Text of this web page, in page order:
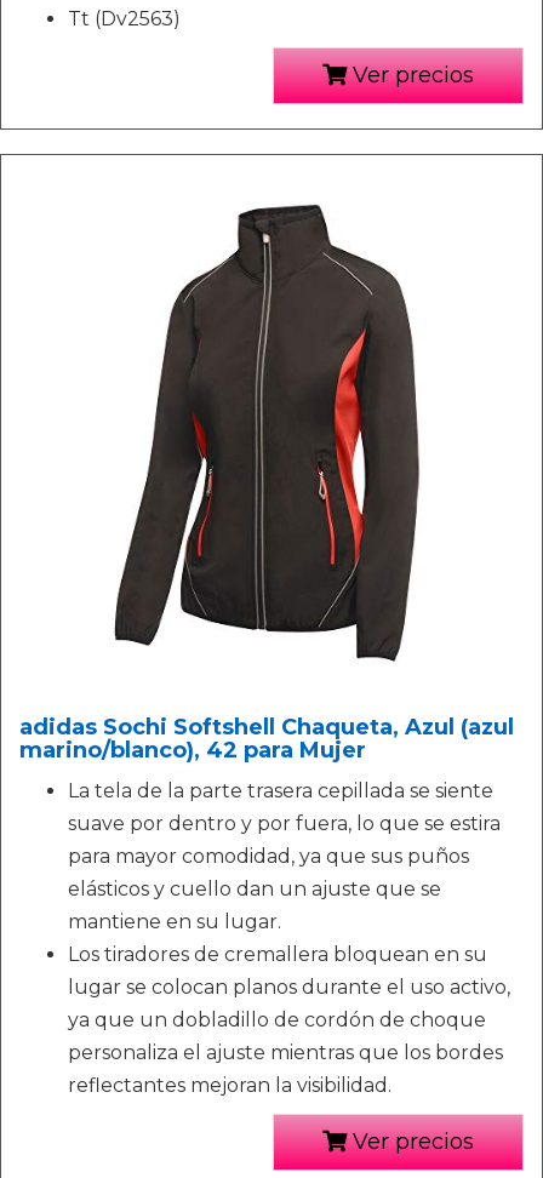
Tt (Dv2563)
Ver precios
adidas Sochi Softshell Chaqueta, Azul (azul
marino/blanco), 42 para Mujer
La tela de la parte trasera cepillada se siente
suave por dentro y por fuera, lo que se estira
para mayor comodidad, ya que sus puños
elásticos y cuello dan un ajuste que se
mantiene en su lugar.
Los tiradores de cremallera bloquean en su
lugar se colocan planos durante el uso activo,
ya que un dobladillo de cordón de choque
personaliza el ajuste mientras que los bordes
reflectantes mejoran la visibilidad.
Ver precios